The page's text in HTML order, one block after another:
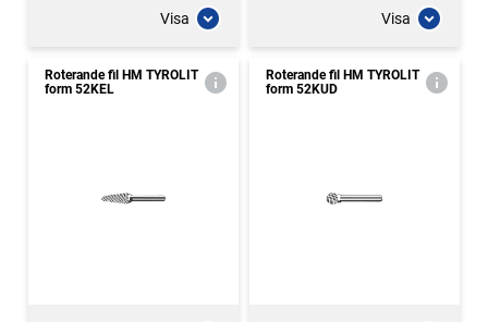
Visa Visa
Roterande fil HM TYROLIT
form 52KEL
Roterande fil HM TYROLIT
form 52KUD